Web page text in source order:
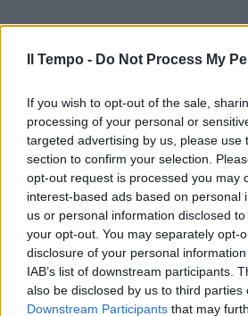
Il Tempo - Do Not Process My
If you wish to opt-out of the sale,
processing of your personal or
targeted advertising by us, please use
section to confirm your selection.
opt-out request is processed you may
interest-based ads based on personal
us or personal information disclosed
your opt-out. You may separately opt-
disclosure of your personal
IAB’s list of downstream participants.
also be disclosed by us to third parties
Downstream Participants that may